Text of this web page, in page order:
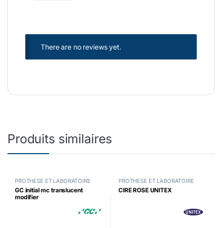
There are no reviews yet.
Produits similaires
PROTHESE ET LABORATOIRE
GC initial mc translucent
modifier
PROTHESE ET LABORATOIRE
CIRE ROSE UNITEX